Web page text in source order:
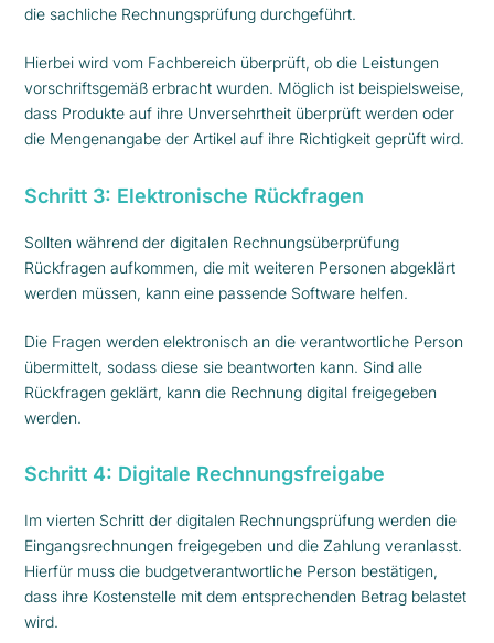
die sachliche Rechnungsprüfung durchgeführt.
Hierbei wird vom Fachbereich überprüft, ob die Leistungen
vorschriftsgemäß erbracht wurden. Möglich ist beispielsweise,
dass Produkte auf ihre Unversehrtheit überprüft werden oder
die Mengenangabe der Artikel auf ihre Richtigkeit geprüft wird.
Schritt 3: Elektronische Rückfragen
Sollten während der digitalen Rechnungsüberprüfung
Rückfragen aufkommen, die mit weiteren Personen abgeklärt
werden müssen, kann eine passende Software helfen.
Die Fragen werden elektronisch an die verantwortliche Person
übermittelt, sodass diese sie beantworten kann. Sind alle
Rückfragen geklärt, kann die Rechnung digital freigegeben
werden.
Schritt 4: Digitale Rechnungsfreigabe
Im vierten Schritt der digitalen Rechnungsprüfung werden die
Eingangsrechnungen freigegeben und die Zahlung veranlasst.
Hierfür muss die budgetverantwortliche Person bestätigen,
dass ihre Kostenstelle mit dem entsprechenden Betrag belastet
wird.